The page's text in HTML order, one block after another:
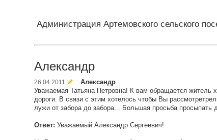
Администрация Артемовского сельского
Александр
26.04.2011
Александр
Уважаемая Татьяна Петровна! К вам обращается житель
дороги. В связи с этим хотелось чтобы Вы
лужи от забора до забора... Большая просьба просыпать
Ответ: Уважаемый Александр Сергеевич!